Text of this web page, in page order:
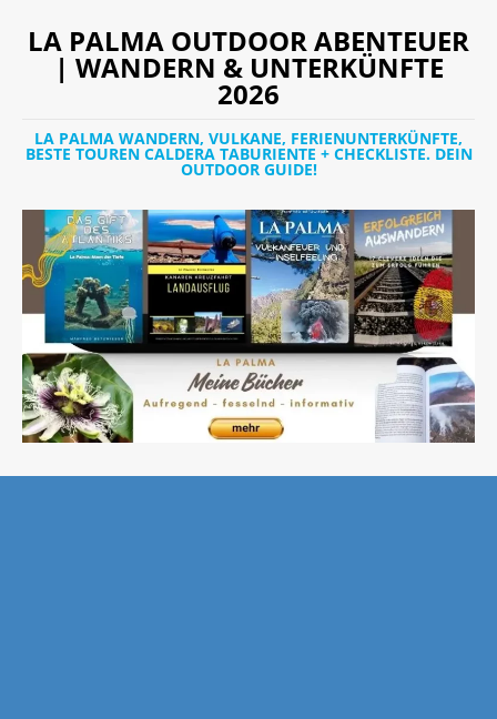
LA PALMA OUTDOOR ABENTEUER
| WANDERN & UNTERKÜNFTE
2026
LA PALMA WANDERN, VULKANE, FERIENUNTERKÜNFTE,
BESTE TOUREN CALDERA TABURIENTE + CHECKLISTE. DEIN
OUTDOOR GUIDE!